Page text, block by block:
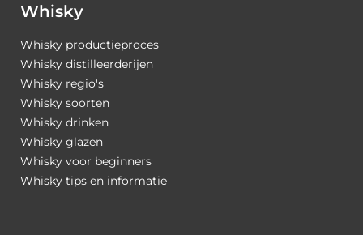
Whisky
Whisky productieproces
Whisky distilleerderijen
Whisky regio's
Whisky soorten
Whisky drinken
Whisky glazen
Whisky voor beginners
Whisky tips en informatie